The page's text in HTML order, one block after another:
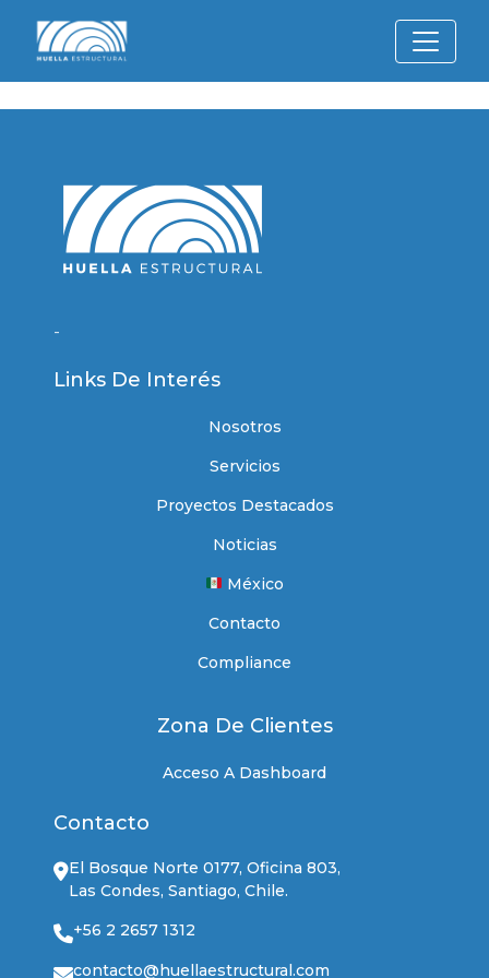
-
Links De Interés
Nosotros
Servicios
Proyectos Destacados
Noticias
México
Contacto
Compliance
Zona De Clientes
Acceso A Dashboard
Contacto
El Bosque Norte 0177, Oficina 803,
Las Condes, Santiago, Chile.
+56 2 2657 1312
contacto@huellaestructural.com